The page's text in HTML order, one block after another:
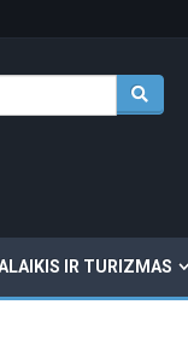
IR TURIZMAS